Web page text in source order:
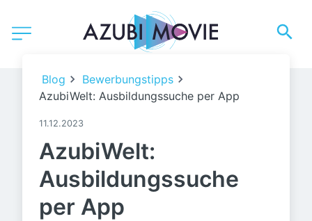
Blog
Bewerbungstipps
AzubiWelt: Ausbildungssuche per App
11.12.2023
AzubiWelt:
Ausbildungssuche
per App